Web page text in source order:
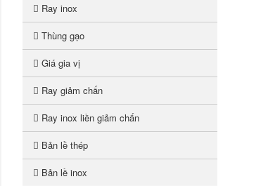
Ray inox
Thùng gạo
Giá gia vị
Ray giảm chấn
Ray inox liền giảm chấn
Bản lề thép
Bản lề inox